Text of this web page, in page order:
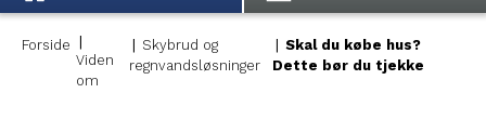
Forside
Viden
om
Skybrud og
regnvandsløsninger
Skal du købe hus?
Dette bør du tjekke